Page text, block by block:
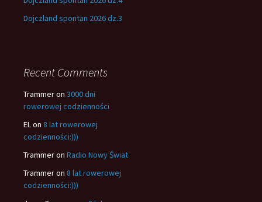
Dojczland spontan 2026 dz.3
Recent Comments
Trammeron 3000 dni
rowerowej codzienności
ELon 8 lat rowerowej
codzienności:)))
Trammeron Radio Nowy Świat
Trammeron 8 lat rowerowej
codzienności:)))